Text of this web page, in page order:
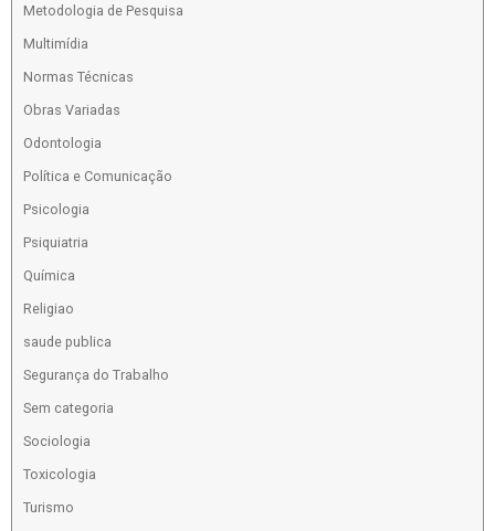
Metodologia de Pesquisa
Multimídia
Normas Técnicas
Obras Variadas
Odontologia
Política e Comunicação
Psicologia
Psiquiatria
Química
Religiao
saude publica
Segurança do Trabalho
Sem categoria
Sociologia
Toxicologia
Turismo